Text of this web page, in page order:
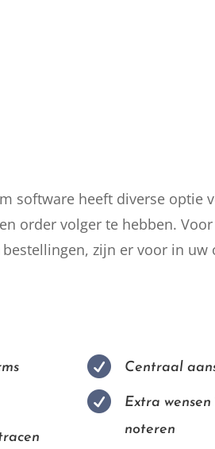
software heeft diverse optie
order volger te hebben.
zijn er voor in
 Centraal

Extra
noteren